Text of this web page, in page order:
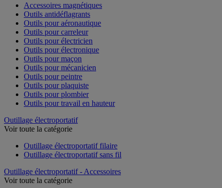
Accessoires magnétiques
Outils antidéflagrants
Outils pour aéronautique
Outils pour carreleur
Outils pour électricien
Outils pour électronique
Outils pour maçon
Outils pour mécanicien
Outils pour peintre
Outils pour plaquiste
Outils pour plombier
Outils pour travail en hauteur
Outillage électroportatif
Voir toute la catégorie
Outillage électroportatif filaire
Outillage électroportatif sans fil
Outillage électroportatif - Accessoires
Voir toute la catégorie